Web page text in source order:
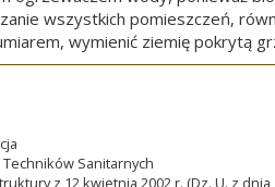
wszystkich pomieszczeń,
wymienić ziemię pokrytą
Sanitarnych
z 12 kwietnia 2002 r. (Dz. U. z